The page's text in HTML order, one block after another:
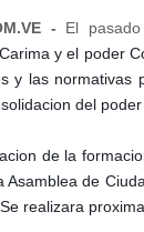
- El
y el poder
y las
del
de la
Asamblea de
realizara